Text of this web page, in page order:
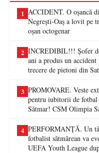
1 ACCIDENT. O oșancă
Negrești-Oaș a lovit pe
oșan octogenar
2 INCREDIBIL!!! Șofer
ani a produs un accident
trecere de pietoni din
3 PROMOVARE. Veste
pentru iubitorii de
Sătmar! CSM Olimpia
4 PERFORMANȚĂ. Un
fotbalist sătmărean va
UEFA Youth League